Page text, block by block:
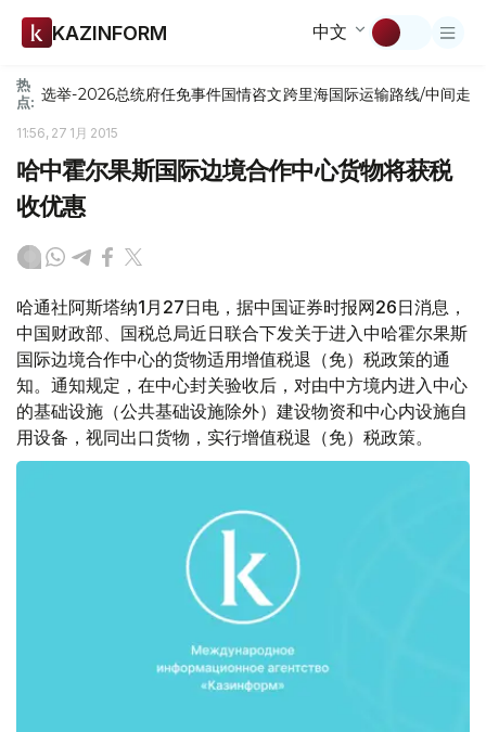
KAZINFORM 中文
热
点: 选举-2026总统府任免事件国情咨文跨里海国际运输路线/中间走廊
11:56, 27 1月 2015
哈中霍尔果斯国际边境合作中心货物将获税
收优惠
哈通社阿斯塔纳1月27日电，据中国证券时报网26日消息，
中国财政部、国税总局近日联合下发关于进入中哈霍尔果斯
国际边境合作中心的货物适用增值税退（免）税政策的通
知。通知规定，在中心封关验收后，对由中方境内进入中心
的基础设施（公共基础设施除外）建设物资和中心内设施自
用设备，视同出口货物，实行增值税退（免）税政策。